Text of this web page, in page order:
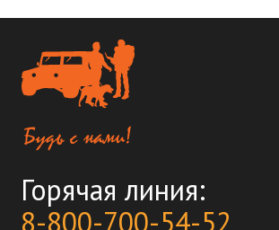
Горячая линия:
8-800-700-54-52